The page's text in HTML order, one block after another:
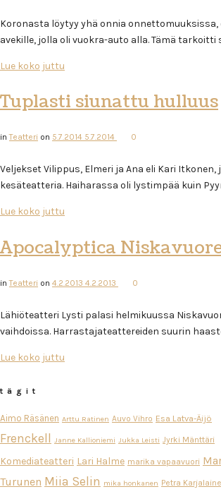
Koronasta löytyy yhä onnia
avekille, jolla oli vuokra-auto alla. Tämä tarkoitti
Lue koko juttu
Tuplasti siunattu hulluus
inTeatteri on 5.7.2014 5.7.2014 0
Veljekset Vilippus, Elmeri ja Ana eli Kari
kesäteatteria. Haiharassa oli lystimpää kuin
Lue koko juttu
Apocalyptica
inTeatteri on 4.2.2013 4.2.2013 0
Lähiöteatteri Lysti palasi helmikuussa
vaihdoissa. Harrastajateattereiden suurin
Lue koko juttu
tägit
Aimo Räsänen Arttu Ratinen Auvo Vihro Esa Latva-Äijö
Frenckell Janne Kallioniemi Jukka Leisti Jyrki Mänttäri
Komediateatteri Lari Halme marika vapaavuori
Turunen Miia Selin mika honkanen Petra